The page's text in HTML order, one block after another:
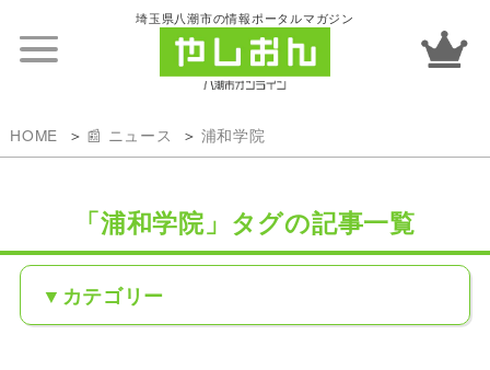
埼玉県八潮市の情報ポータルマガジン
HOME 📰 ニュース 浦和学院
「浦和学院」タグの記事一覧
カテゴリー